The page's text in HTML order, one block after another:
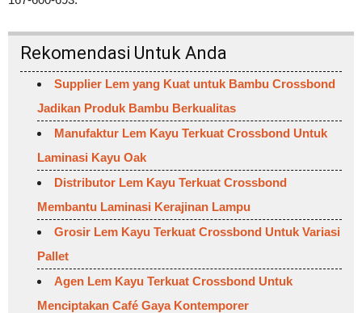
Rekomendasi Untuk Anda
Supplier Lem yang Kuat untuk Bambu Crossbond
Jadikan Produk Bambu Berkualitas
Manufaktur Lem Kayu Terkuat Crossbond Untuk
Laminasi Kayu Oak
Distributor Lem Kayu Terkuat Crossbond
Membantu Laminasi Kerajinan Lampu
Grosir Lem Kayu Terkuat Crossbond Untuk Variasi
Pallet
Agen Lem Kayu Terkuat Crossbond Untuk
Menciptakan Café Gaya Kontemporer